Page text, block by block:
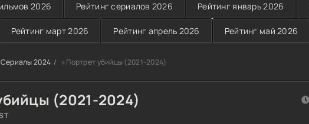
2026 Рейтинг сериалов 2026 Рейтинг январь 2026
Рейтинг март 2026 Рейтинг апрель 2026 Рейтинг май 2026
Сериалы 2024 » Портрет убийцы (2021-2024)
(2021-2024)